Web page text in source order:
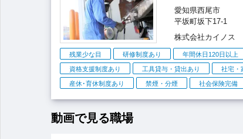
愛知県西尾市
平坂町坂下17-1
株式会社カイノス
だ
わ
り
残業少な目 研修制度あり 年間休日120日以上
資格支援制度あり 工具貸与・貸出あり 社宅・
産休･育休制度あり 禁煙・分煙 社会保険完備
動画で見る職場